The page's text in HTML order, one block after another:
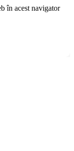
în acest navigator